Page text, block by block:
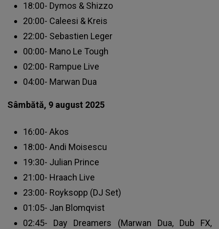
18:00- Dymos & Shizzo
20:00- Caleesi & Kreis
22:00- Sebastien Leger
00:00- Mano Le Tough
02:00- Rampue Live
04:00- Marwan Dua
Sâmbătă, 9 august 2025
16:00- Akos
18:00- Andi Moisescu
19:30- Julian Prince
21:00- Hraach Live
23:00- Royksopp (DJ Set)
01:05- Jan Blomqvist
02:45- Day Dreamers (Marwan Dua, Dub FX,